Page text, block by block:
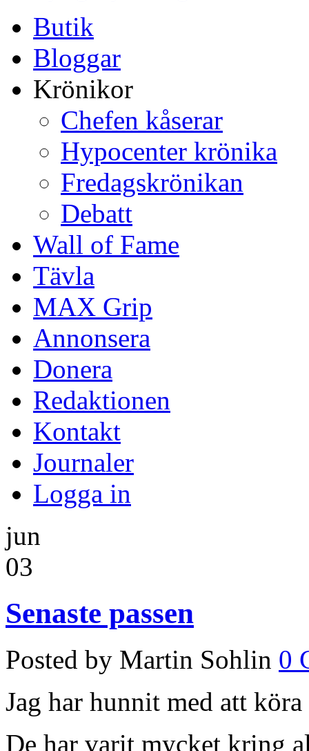
Butik
Bloggar
Krönikor
Chefen kåserar
Hypocenter krönika
Fredagskrönikan
Debatt
Wall of Fame
Tävla
MAX Grip
Annonsera
Donera
Redaktionen
Kontakt
Journaler
Logga in
jun
03
Senaste passen
Posted by Martin Sohlin 0
Jag har hunnit med att köra
De har varit mycket kring